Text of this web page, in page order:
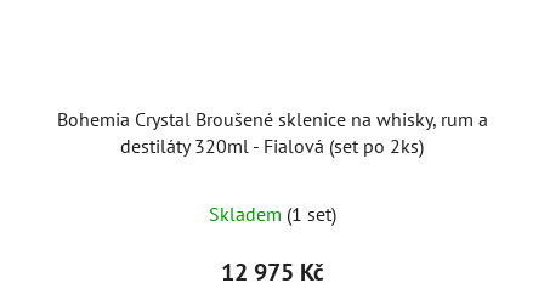
Bohemia Crystal Broušené sklenice na whisky, rum a
destiláty 320ml - Fialová (set po 2ks)
Skladem (1 set)
12 975 Kč